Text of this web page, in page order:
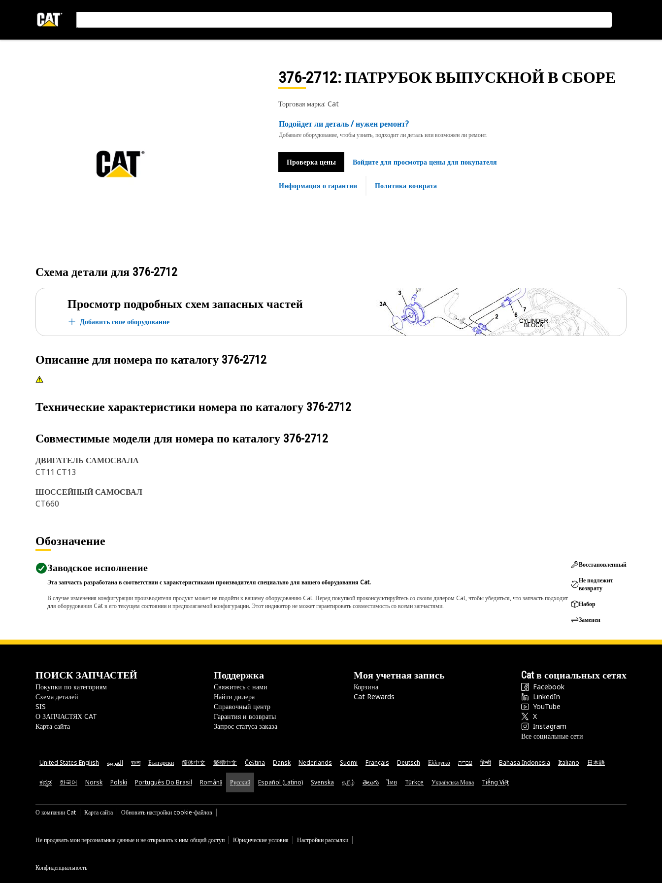
376-2712: ПАТРУБОК ВЫПУСКНОЙ В СБОРЕ
Торговая марка: Cat
Подойдет ли деталь / нужен ремонт?
Добавьте оборудование, чтобы узнать, подходит ли деталь или возможен ли ремонт.
Проверка цены Войдите для просмотра цены для покупателя
Информация о гарантии Политика возврата
Схема детали для 376-2712
Просмотр подробных схем запасных частей
Добавить свое оборудование
Описание для номера по каталогу 376-2712
Технические характеристики номера по каталогу 376-2712
Совместимые модели для номера по каталогу 376-2712
ДВИГАТЕЛЬ САМОСВАЛА
CT11 CT13
ШОССЕЙНЫЙ САМОСВАЛ
CT660
Обозначение
Заводское исполнение
Эта запчасть разработана в соответствии с характеристиками производителя специально для вашего оборудования Cat.
В случае изменения конфигурации производителя продукт может не подойти к вашему оборудованию Cat. Перед покупкой проконсультируйтесь со своим дилером Cat, чтобы убедиться, что запчасть подходит
для оборудования Cat в его текущем состоянии и предполагаемой конфигурации. Этот индикатор не может гарантировать совместимость со всеми запчастями.
Восстановленный
Не подлежит
возврату
Набор
Заменен
ПОИСК ЗАПЧАСТЕЙ
Покупки по категориям
Схема деталей
SIS
О ЗАПЧАСТЯХ CAT
Карта сайта
Поддержка
Свяжитесь с нами
Найти дилера
Справочный центр
Гарантия и возвраты
Запрос статуса заказа
Моя учетная запись
Корзина
Cat Rewards
Cat в социальных сетях
Facebook
LinkedIn
YouTube
X
Instagram
Все социальные сети
United States English العربية বাংলা Български 简体中文 繁體中文 Čeština Dansk Nederlands Suomi Français Deutsch Ελληνικά עברית हिन्दी Bahasa Indonesia Italiano 日本語
ಕನ್ನಡ 한국어 Norsk Polski Português Do Brasil Română Русский Español (Latino) Svenska தமிழ் తెలుగు ไทย Türkçe Українська Мова Tiếng Việt
О компании Cat Карта сайта Обновить настройки cookie-файлов
Не продавать мои персональные данные и не открывать к ним общий доступ Юридические условия Настройки рассылки
Конфиденциальность